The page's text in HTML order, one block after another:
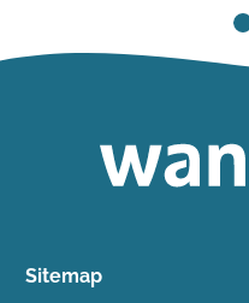
Sitemap